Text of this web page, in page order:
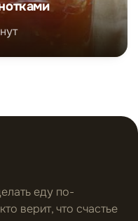
еду по-
верит, что счастье